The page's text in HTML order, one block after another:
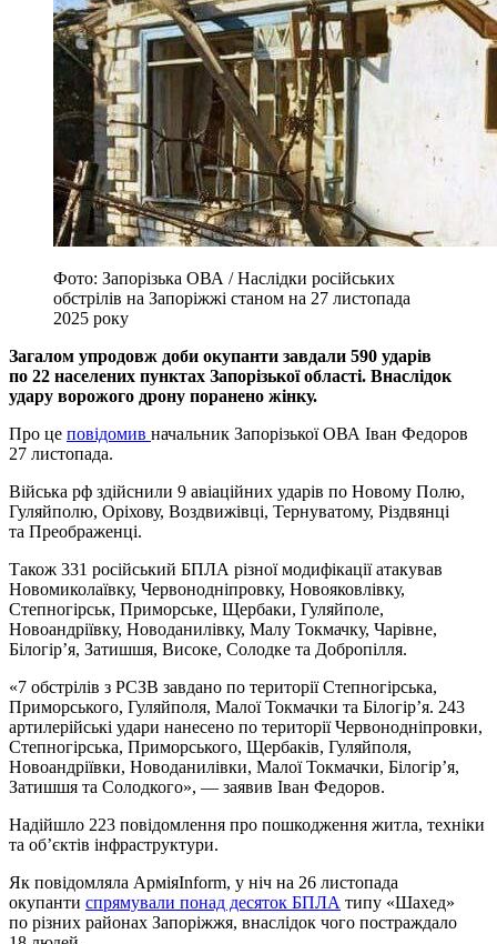
Фото: Запорізька ОВА / Наслідки російських
обстрілів на Запоріжжі станом на 27 листопада
2025 року
Загалом упродовж доби окупанти завдали 590 ударів
по 22 населених пунктах Запорізької області. Внаслідок
удару ворожого дрону поранено жінку.
Про це повідомив начальник Запорізької ОВА Іван Федоров
27 листопада.
Війська рф здійснили 9 авіаційних ударів по Новому Полю,
Гуляйполю, Оріхову, Воздвижівці, Тернуватому, Різдвянці
та Преображенці.
Також 331 російський БПЛА різної модифікації атакував
Новомиколаївку, Червонодніпровку, Новояковлівку,
Степногірськ, Приморське, Щербаки, Гуляйполе,
Новоандріївку, Новоданилівку, Малу Токмачку, Чарівне,
Білогір’я, Затишшя, Високе, Солодке та Добропілля.
«7 обстрілів з РСЗВ завдано по території Степногірська,
Приморського, Гуляйполя, Малої Токмачки та Білогір’я. 243
артилерійські удари нанесено по території Червонодніпровки,
Степногірська, Приморського, Щербаків, Гуляйполя,
Новоандріївки, Новоданилівки, Малої Токмачки, Білогір’я,
Затишшя та Солодкого», — заявив Іван Федоров.
Надійшло 223 повідомлення про пошкодження житла, техніки
та об’єктів інфраструктури.
Як повідомляла АрміяInform, у ніч на 26 листопада
окупанти спрямували понад десяток БПЛА типу «Шахед»
по різних районах Запоріжжя, внаслідок чого постраждало